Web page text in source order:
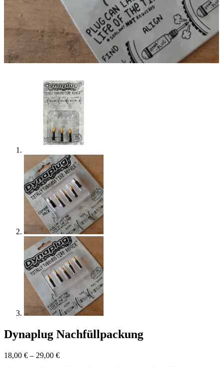
Dynaplug Nachfüllpackung
18,00 € – 29,00 €